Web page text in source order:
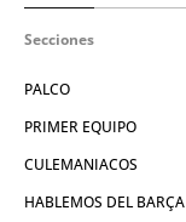
Secciones
PALCO
PRIMER EQUIPO
CULEMANIACOS
HABLEMOS DEL BARÇA